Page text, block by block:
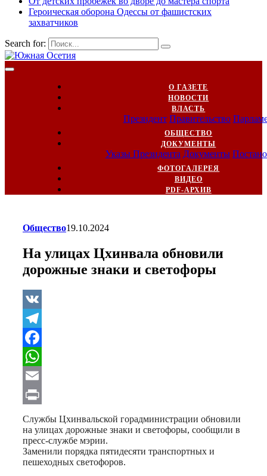
Героическая оборона Одессы от фашистских
захватчиков
Search for:
О ГАЗЕТЕ
НОВОСТИ
ВЛАСТЬ
Президент Правительство
ОБЩЕСТВО
ДОКУМЕНТЫ
Указы Президента Документы
ФОТОГАЛЕРЕЯ
ВИДЕО
PDF-АРХИВ
Общество19.10.2024
На улицах Цхинвала обновили
дорожные знаки и светофоры
VK
Telegram
Facebook
WhatsApp
Email
Print
Службы Цхинвальской горадминистрации обновили
на улицах дорожные знаки и светофоры, сообщили в
пресс-службе мэрии.
Заменили порядка пятидесяти транспортных и
пешеходных светофоров.